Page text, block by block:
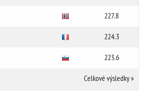
227.8
224.3
223.6
Celkové výsledky»